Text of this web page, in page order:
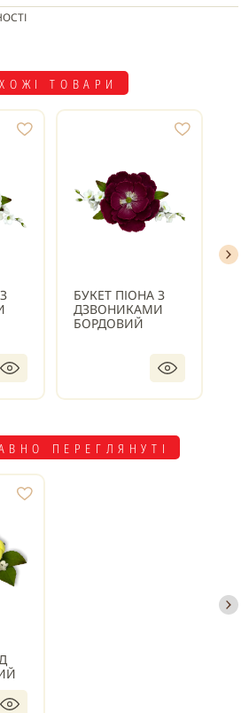
ТОВАРИ
БУКЕТ ПІОНА З
ДЗВОНИКАМИ
БОРДОВИЙ
ПЕРЕГЛЯНУТІ